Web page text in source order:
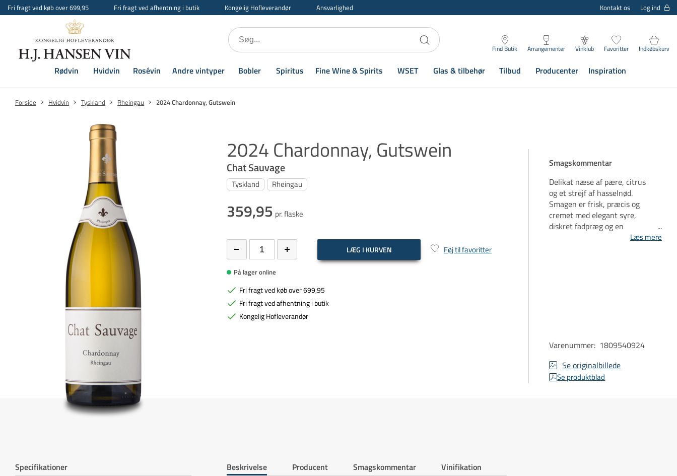
Fri fragt ved køb over 699,95 Fri fragt ved afhentning i butik Kongelig Hofleverandør Ansvarlighed Kontakt os Log ind
Find Butik Arrangementer Vinklub Favoritter Indkøbskurv
Rødvin Hvidvin Rosévin Andre vintyper Bobler Spiritus Fine Wine & Spirits WSET Glas & tilbehør Tilbud Producenter Inspiration
Forside Hvidvin Tyskland Rheingau 2024 Chardonnay, Gutswein
2024 Chardonnay, Gutswein
Chat Sauvage
Tyskland Rheingau
359,95 pr. flaske
LÆG I KURVEN Føj til favoritter
På lager online
Fri fragt ved køb over 699,95
Fri fragt ved afhentning i butik
Kongelig Hofleverandør
Smagskommentar
Delikat næse af pære, citrus
og et strejf af hasselnød.
Smagen er frisk, præcis og
cremet med elegant syre,
diskret fadpræg og en
Læs mere
Varenummer: 1809540924
Se originalbillede
Se produktblad
Specifikationer
Beskrivelse Producent Smagskommentar Vinifikation